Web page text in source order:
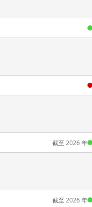
截至 2026 年
截至 2026 年